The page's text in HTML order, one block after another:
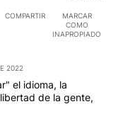
recuperar la
hace unos años,
COMPARTIR
MARCAR
COMO
INAPROPIADO
2022
el idioma, la
de la gente,